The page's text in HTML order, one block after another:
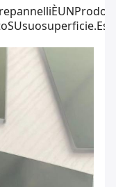
pannelliÈUN
SUsuosuperficie.